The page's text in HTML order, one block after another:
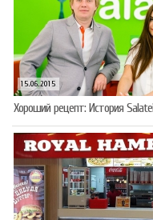
15.06.2015
Хороший рецепт: История